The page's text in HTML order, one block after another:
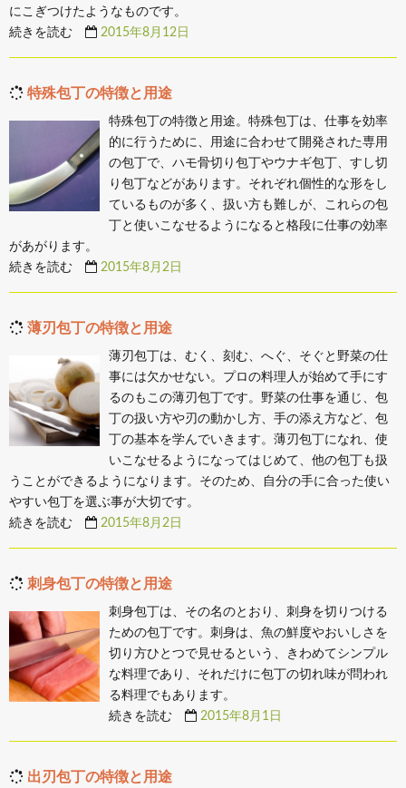
にこぎつけたようなものです。
続きを読む
2015年8月12日
特殊包丁の特徴と用途
特殊包丁の特徴と用途。特殊包丁は、仕事を効率
的に行うために、用途に合わせて開発された専用
の包丁で、ハモ骨切り包丁やウナギ包丁、すし切
り包丁などがあります。それぞれ個性的な形をし
ているものが多く、扱い方も難しが、これらの包
丁と使いこなせるようになると格段に仕事の効率
があがります。
続きを読む
2015年8月2日
薄刃包丁の特徴と用途
薄刃包丁は、むく、刻む、へぐ、そぐと野菜の仕
事には欠かせない。プロの料理人が始めて手にす
るのもこの薄刃包丁です。野菜の仕事を通じ、包
丁の扱い方や刃の動かし方、手の添え方など、包
丁の基本を学んでいきます。薄刃包丁になれ、使
いこなせるようになってはじめて、他の包丁も扱
うことができるようになります。そのため、自分の手に合った使い
やすい包丁を選ぶ事が大切です。
続きを読む
2015年8月2日
刺身包丁の特徴と用途
刺身包丁は、その名のとおり、刺身を切りつける
ための包丁です。刺身は、魚の鮮度やおいしさを
切り方ひとつで見せるという、きわめてシンプル
な料理であり、それだけに包丁の切れ味が問われ
る料理でもあります。
続きを読む
2015年8月1日
出刃包丁の特徴と用途